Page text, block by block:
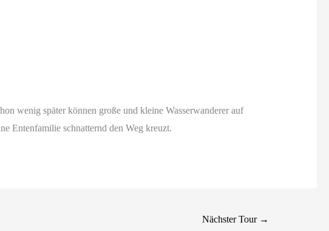
wenig später können große und kleine Wasserwanderer auf
Entenfamilie schnatternd den Weg kreuzt.
Nächster Tour →